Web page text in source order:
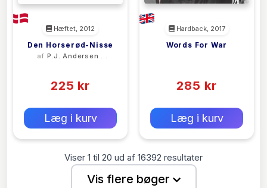
Hæftet, 2012
Den Horserød-Nisse
af P.J. Andersen /
225 kr
Læg i kurv
Hardback, 2017
Words For War
285 kr
Læg i kurv
Viser 1 til 20 ud af 16392 resultater
Vis flere bøger